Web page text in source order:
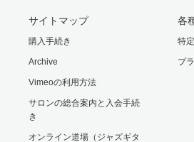
サイトマップ
購入手続き
Archive
Vimeoの利用方法
サロンの総合案内と入会手続
き
オンライン道場（ジャズギタ
各
特
プ